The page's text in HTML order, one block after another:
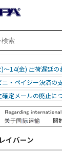
～14(金) 出荷遅延の
ニ・ペイジー決済の
確定メールの廃止に
イバーン